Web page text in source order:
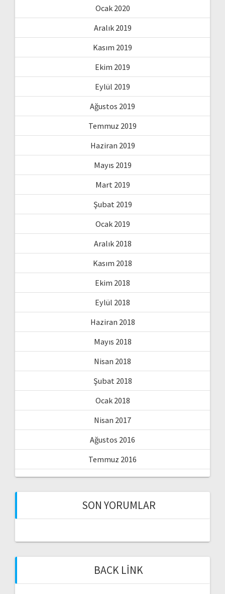
Ocak 2020
Aralık 2019
Kasım 2019
Ekim 2019
Eylül 2019
Ağustos 2019
Temmuz 2019
Haziran 2019
Mayıs 2019
Mart 2019
Şubat 2019
Ocak 2019
Aralık 2018
Kasım 2018
Ekim 2018
Eylül 2018
Haziran 2018
Mayıs 2018
Nisan 2018
Şubat 2018
Ocak 2018
Nisan 2017
Ağustos 2016
Temmuz 2016
SON YORUMLAR
BACK LINK